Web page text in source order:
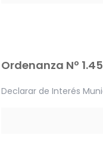
Ordenanza Nº
Declarar de Interés